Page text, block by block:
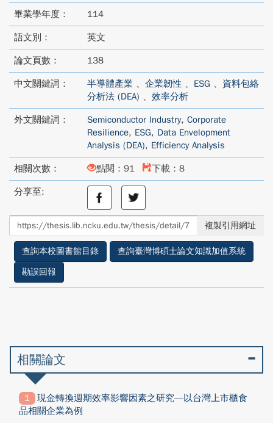
畢業學年度： 114
語文別： 英文
論文頁數： 138
中文關鍵詞： 半導體產業 、 企業韌性 、 ESG 、 資料包絡
分析法 (DEA) 、 效率分析
外文關鍵詞： Semiconductor Industry, Corporate
Resilience, ESG, Data Envelopment
Analysis (DEA), Efficiency Analysis
相關次數： 點閱：91 下載：8
分享至:
分
至
facebook
分
享
至
twitter
複製引用網址
查詢本校圖書館目錄
查詢臺灣博碩士論文知識加值系統
勘誤回報
相關論文
現金轉換週期效率影響因素之研究—以台灣上市櫃食
品相關企業為例